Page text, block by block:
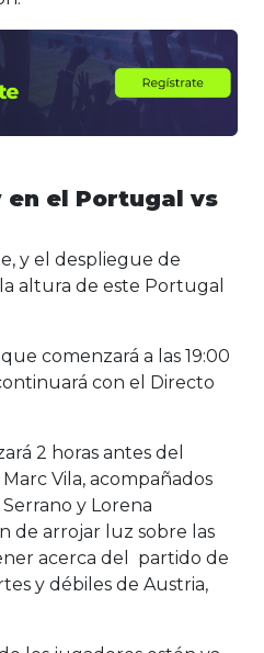
en el Portugal vs
y el despliegue de
altura de este Portugal
comenzará a las 19:00
con el Directo
2 horas antes del
Vila, acompañados
y Lorena
de arrojar luz sobre las
acerca del partido de
y débiles de Austria,